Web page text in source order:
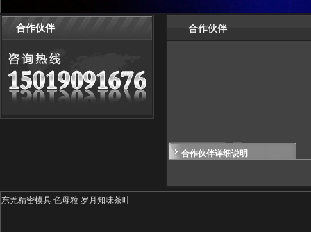
合作伙伴 合作伙伴
合作伙伴详细说明
东莞精密模具 色母粒 岁月知味茶叶